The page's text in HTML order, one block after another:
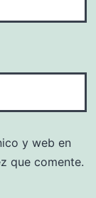
y web en
que comente.